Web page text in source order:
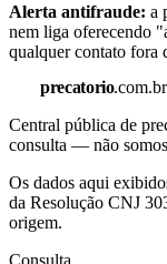
Alerta antifraude: a
nem liga oferecendo
qualquer contato fora
precatorio.com.br
Central pública de
consulta — não
Os dados aqui
da Resolução CNJ
origem.
Consulta